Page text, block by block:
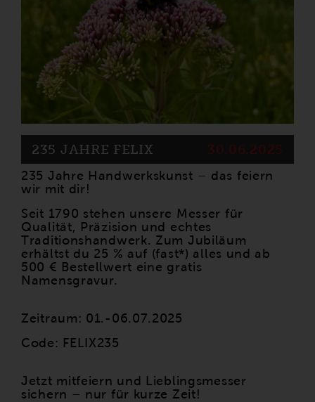
30.06.2025
235 JAHRE FELIX
235 Jahre Handwerkskunst – das feiern
wir mit dir!
Seit 1790 stehen unsere Messer für
Qualität, Präzision und echtes
Traditionshandwerk. Zum Jubiläum
erhältst du 25 % auf (fast*) alles und ab
500 € Bestellwert eine gratis
Namensgravur.
Zeitraum: 01.-06.07.2025
Code: FELIX235
Jetzt mitfeiern und Lieblingsmesser
sichern – nur für kurze Zeit!